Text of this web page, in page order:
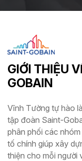
GIỚI THIỆU
GOBAIN
Vĩnh Tường tự hào
tập đoàn Saint-
phân phối các
tố chính giúp xây
thiện cho mỗi người